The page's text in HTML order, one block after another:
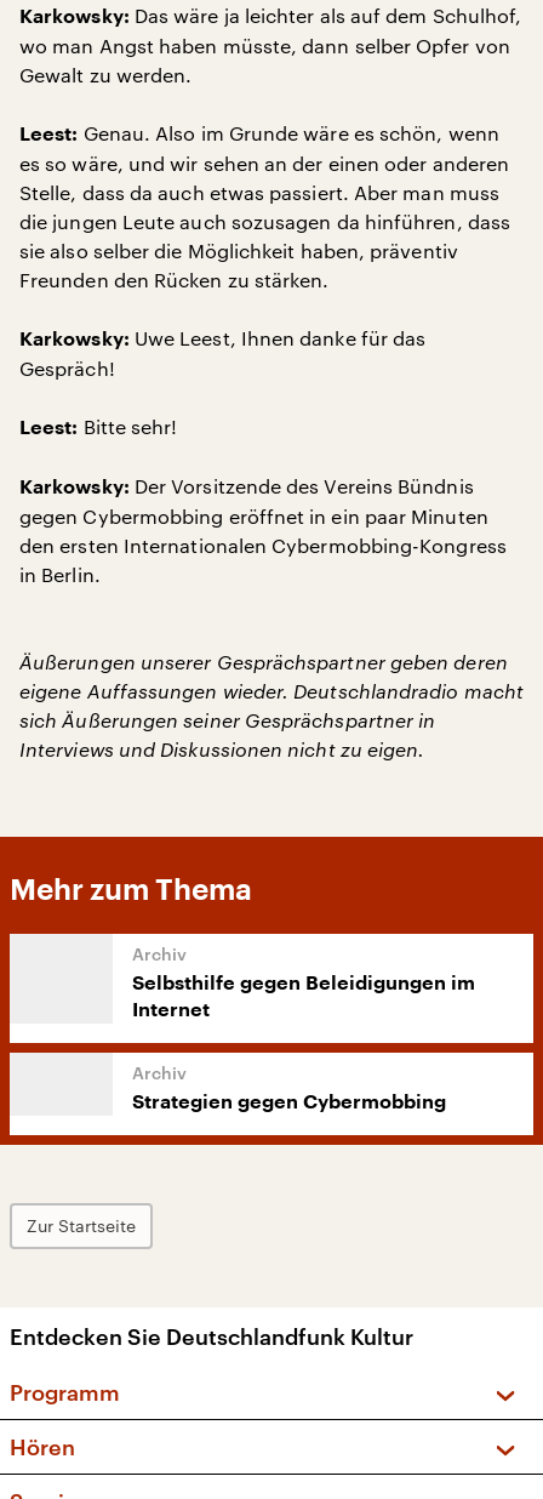
Karkowsky: Das wäre ja leichter als auf dem Schulhof,
wo man Angst haben müsste, dann selber Opfer von
Gewalt zu werden.
Leest: Genau. Also im Grunde wäre es schön, wenn
es so wäre, und wir sehen an der einen oder anderen
Stelle, dass da auch etwas passiert. Aber man muss
die jungen Leute auch sozusagen da hinführen, dass
sie also selber die Möglichkeit haben, präventiv
Freunden den Rücken zu stärken.
Karkowsky: Uwe Leest, Ihnen danke für das
Gespräch!
Leest: Bitte sehr!
Karkowsky: Der Vorsitzende des Vereins Bündnis
gegen Cybermobbing eröffnet in ein paar Minuten
den ersten Internationalen Cybermobbing-Kongress
in Berlin.
Äußerungen unserer Gesprächspartner geben deren
eigene Auffassungen wieder. Deutschlandradio macht
sich Äußerungen seiner Gesprächspartner in
Interviews und Diskussionen nicht zu eigen.
Mehr zum Thema
Selbsthilfe gegen Beleidigungen im
Internet
Strategien gegen Cybermobbing
Zur Startseite
Entdecken Sie Deutschlandfunk Kultur
Programm
Sendungen und Podcasts
Hören